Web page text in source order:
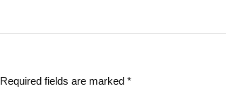
Required fields are marked*